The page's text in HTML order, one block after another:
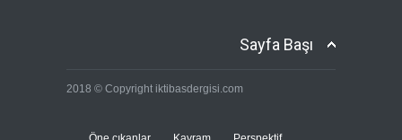
ve NATO üyeliği
Sayfa Başı
2018 © Copyright iktibasdergisi.com